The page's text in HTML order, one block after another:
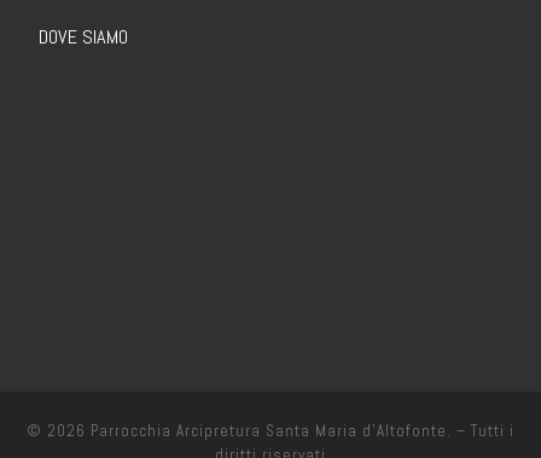
DOVE SIAMO
© 2026 Parrocchia Arcipretura Santa Maria d’Altofonte. – Tutti i